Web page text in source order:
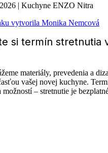
| Kuchyne ENZO Nitra
vytvorila Monika Nemcová
si termín stretnutia
materiály, prevedenia a
vašej novej kuchyne.
– stretnutie je